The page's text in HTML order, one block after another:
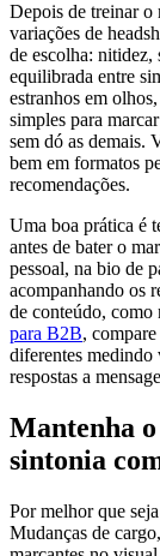
Depois de treinar o
variações de
de escolha: nitidez,
equilibrada entre
estranhos em
simples para
sem dó as demais.
bem em formatos
recomendações.
Uma boa prática é
antes de bater o
pessoal, na bio de
acompanhando os
de conteúdo, como
para B2B,
diferentes medindo
respostas a
Mantenha
sintonia
Por melhor que
Mudanças de